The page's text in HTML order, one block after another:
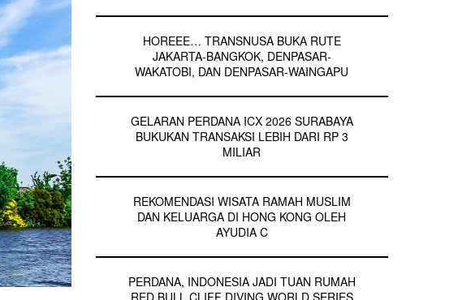
HOREEE… TRANSNUSA BUKA RUTE
JAKARTA-BANGKOK, DENPASAR-
WAKATOBI, DAN DENPASAR-WAINGAPU
GELARAN PERDANA ICX 2026 SURABAYA
BUKUKAN TRANSAKSI LEBIH DARI RP 3
MILIAR
REKOMENDASI WISATA RAMAH MUSLIM
DAN KELUARGA DI HONG KONG OLEH
AYUDIA C
PERDANA, INDONESIA JADI TUAN RUMAH
RED BULL CLIFF DIVING WORLD SERIES